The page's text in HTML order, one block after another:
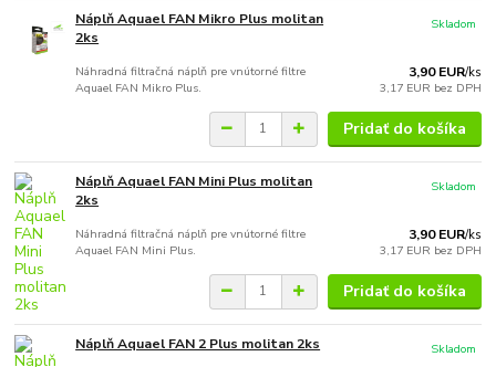
Náplň Aquael FAN Mikro Plus molitan
2ks
Náhradná filtračná náplň pre vnútorné filtre
Aquael FAN Mikro Plus.
3,90 EUR/ks
3,17 EUR bez DPH
Skladom
Pridať do košíka
Náplň Aquael FAN Mini Plus molitan
2ks
Náhradná filtračná náplň pre vnútorné filtre
Aquael FAN Mini Plus.
3,90 EUR/ks
3,17 EUR bez DPH
Skladom
Pridať do košíka
Náplň Aquael FAN 2 Plus molitan 2ks Skladom